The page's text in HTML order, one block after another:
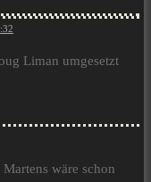
Liman umgesetzt
wäre schon